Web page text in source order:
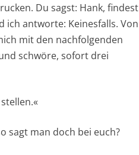
Du sagst: Hank, findest
ich antworte: Keinesfalls. Von
mit den nachfolgenden
schwöre, sofort drei
sagt man doch bei euch?